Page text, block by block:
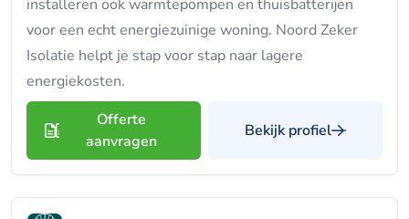
installeren ook warmtepompen en thuisbatterijen
voor een echt energiezuinige woning. Noord Zeker
Isolatie helpt je stap voor stap naar lagere
energiekosten.
Offerte
aanvragen
Bekijk profiel